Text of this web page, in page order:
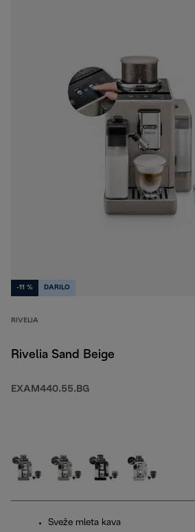
-11 % DARILO
RIVELIA
Rivelia Sand Beige
EXAM440.55.BG
Sveže mleta kava